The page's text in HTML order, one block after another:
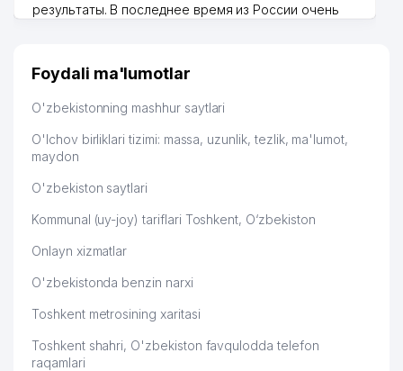
результаты. В последнее время из России очень
дальше развиваюсь потихоньку😊
Hamida 03.08.2026 12:45:39
Foydali ma'lumotlar
O'zbekistonning mashhur saytlari
O'lchov birliklari tizimi: massa, uzunlik, tezlik, ma'lumot,
maydon
O'zbekiston saytlari
Kommunal (uy-joy) tariflari Toshkent, O‘zbekiston
Onlayn xizmatlar
O'zbekistonda benzin narxi
Toshkent metrosining xaritasi
Toshkent shahri, O'zbekiston favqulodda telefon
raqamlari